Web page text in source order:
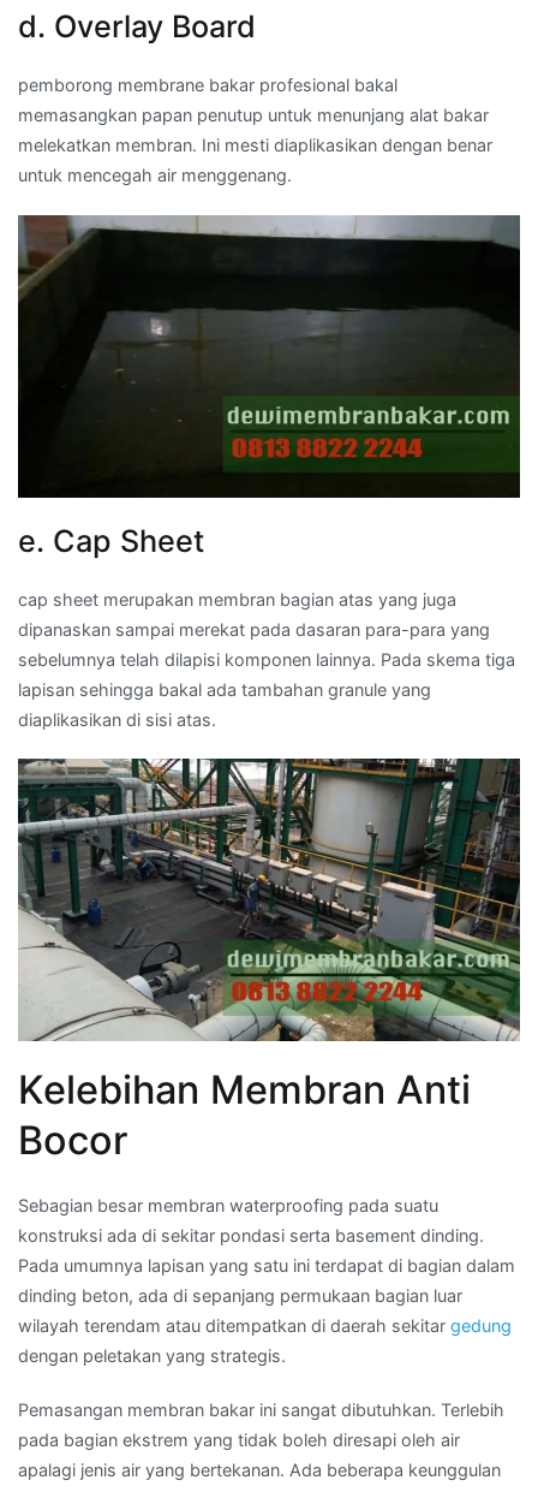
d. Overlay Board
pemborong membrane bakar profesional bakal
memasangkan papan penutup untuk menunjang alat bakar
melekatkan membran. Ini mesti diaplikasikan dengan benar
untuk mencegah air menggenang.
e. Cap Sheet
cap sheet merupakan membran bagian atas yang juga
dipanaskan sampai merekat pada dasaran para-para yang
sebelumnya telah dilapisi komponen lainnya. Pada skema tiga
lapisan sehingga bakal ada tambahan granule yang
diaplikasikan di sisi atas.
Kelebihan Membran Anti
Bocor
Sebagian besar membran waterproofing pada suatu
konstruksi ada di sekitar pondasi serta basement dinding.
Pada umumnya lapisan yang satu ini terdapat di bagian dalam
dinding beton, ada di sepanjang permukaan bagian luar
wilayah terendam atau ditempatkan di daerah sekitar gedung
dengan peletakan yang strategis.
Pemasangan membran bakar ini sangat dibutuhkan. Terlebih
pada bagian ekstrem yang tidak boleh diresapi oleh air
apalagi jenis air yang bertekanan. Ada beberapa keunggulan